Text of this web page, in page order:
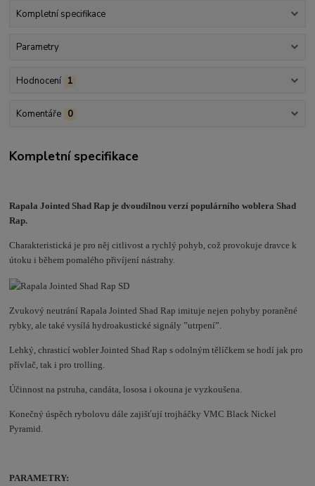
Kompletní specifikace
Parametry
Hodnocení 1
Komentáře 0
Kompletní specifikace
Rapala Jointed Shad Rap je dvoudílnou verzí populárního woblera Shad
Rap.
Charakteristická je pro něj citlivost a rychlý pohyb, což provokuje dravce k
útoku i během pomalého přivíjení nástrahy.
Zvukový neutrání Rapala Jointed Shad Rap imituje nejen pohyby poraněné
rybky, ale také vysílá hydroakustické signály ”utrpení”.
Lehký, chrasticí wobler Jointed Shad Rap s odolným tělíčkem se hodí jak pro
přívlač, tak i pro trolling.
Účinnost na pstruha, candáta, lososa i okouna je vyzkoušena.
Konečný úspěch rybolovu dále zajišťují trojháčky VMC Black Nickel
Pyramid.
PARAMETRY: